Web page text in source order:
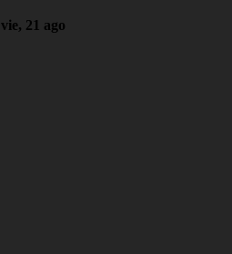
vie, 21 ago